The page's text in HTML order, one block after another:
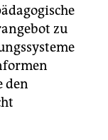
zu
den